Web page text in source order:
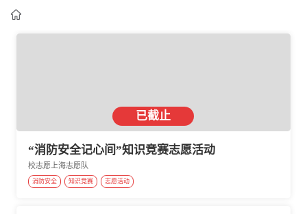

已截止
“消防安全记心间”知识竞赛志愿活动
校志愿上海志愿队
消防安全 知识竞赛 志愿活动